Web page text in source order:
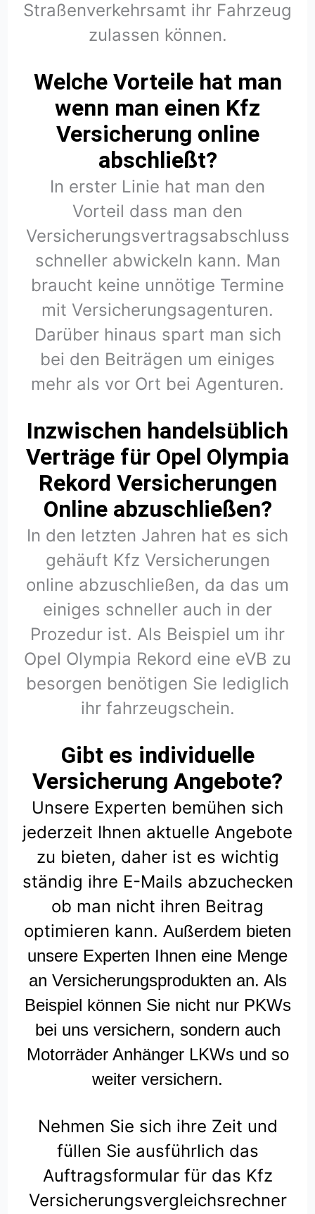
Straßenverkehrsamt ihr Fahrzeug
zulassen können.
Welche Vorteile hat man
wenn man einen Kfz
Versicherung online
abschließt?
In erster Linie hat man den
Vorteil dass man den
Versicherungsvertragsabschluss
schneller abwickeln kann. Man
braucht keine unnötige Termine
mit Versicherungsagenturen.
Darüber hinaus spart man sich
bei den Beiträgen um einiges
mehr als vor Ort bei Agenturen.
Inzwischen handelsüblich
Verträge für Opel Olympia
Rekord Versicherungen
Online abzuschließen?
In den letzten Jahren hat es sich
gehäuft Kfz Versicherungen
online abzuschließen, da das um
einiges schneller auch in der
Prozedur ist. Als Beispiel um ihr
Opel Olympia Rekord eine eVB zu
besorgen benötigen Sie lediglich
ihr fahrzeugschein.
Gibt es individuelle
Versicherung Angebote?
Unsere Experten bemühen sich
jederzeit Ihnen aktuelle Angebote
zu bieten, daher ist es wichtig
ständig ihre E-Mails abzuchecken
ob man nicht ihren Beitrag
optimieren kann. Außerdem bieten
unsere Experten Ihnen eine Menge
an Versicherungsprodukten an. Als
Beispiel können Sie nicht nur PKWs
bei uns versichern, sondern auch
Motorräder Anhänger LKWs und so
weiter versichern.
Nehmen Sie sich ihre Zeit und
füllen Sie ausführlich das
Auftragsformular für das Kfz
Versicherungsvergleichsrechner